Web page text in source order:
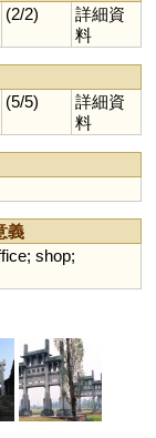
(2/2)
詳細資
料
(5/5)
詳細資
料
義
; shop;